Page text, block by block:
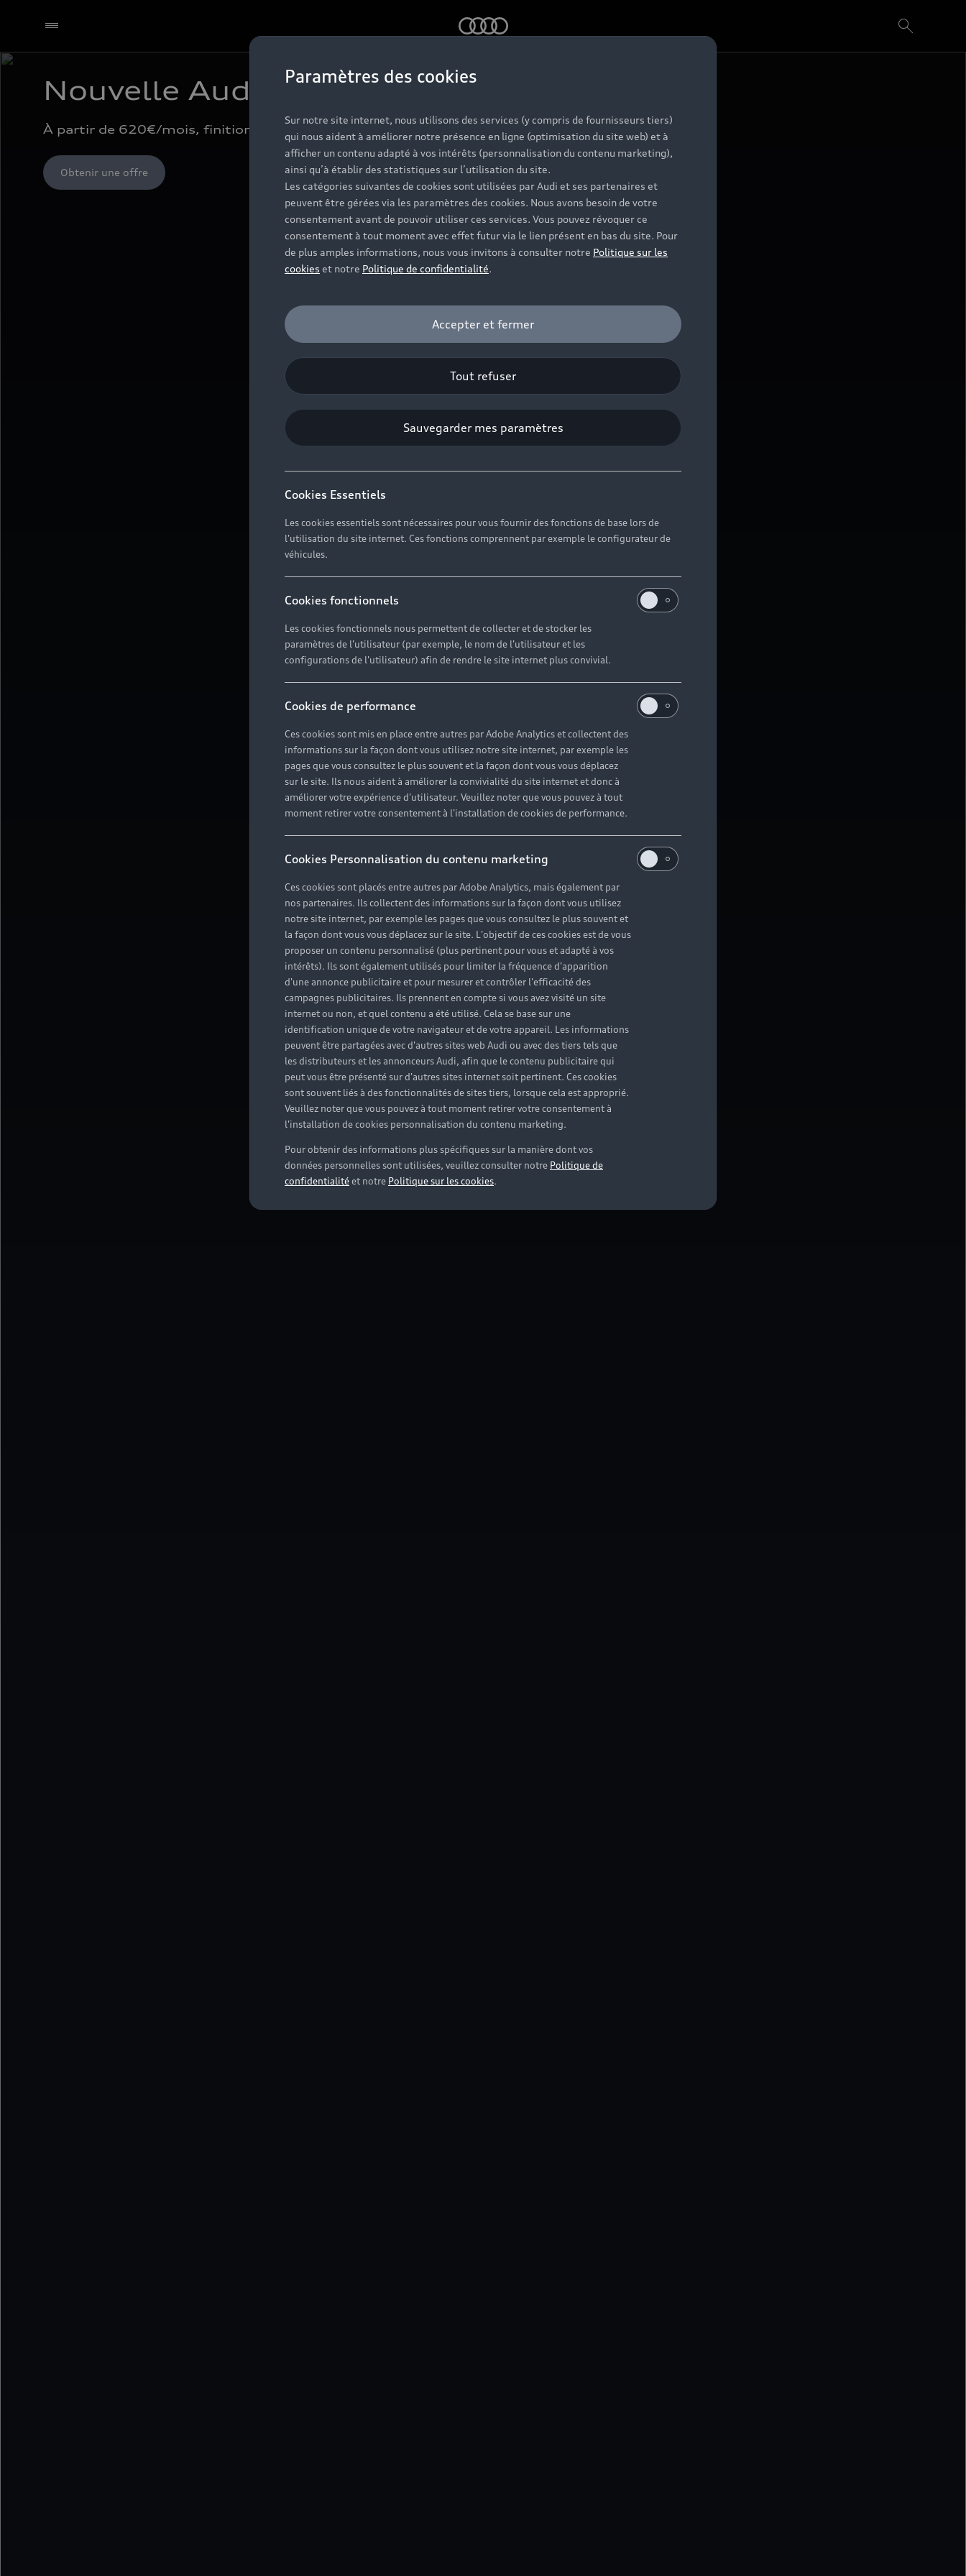
Paramètres des cookies
Sur notre site internet, nous utilisons des services (y compris de fournisseurs tiers)
qui nous aident à améliorer notre présence en ligne (optimisation du site web) et à
afficher un contenu adapté à vos intérêts (personnalisation du contenu marketing),
ainsi qu’à établir des statistiques sur l’utilisation du site.
Les catégories suivantes de cookies sont utilisées par Audi et ses partenaires et
peuvent être gérées via les paramètres des cookies. Nous avons besoin de votre
consentement avant de pouvoir utiliser ces services. Vous pouvez révoquer ce
consentement à tout moment avec effet futur via le lien présent en bas du site. Pour
de plus amples informations, nous vous invitons à consulter notre Politique sur les
cookies et notre Politique de confidentialité.
Accepter et fermer
Tout refuser
Sauvegarder mes paramètres
Cookies Essentiels
Les cookies essentiels sont nécessaires pour vous fournir des fonctions de base lors de
l'utilisation du site internet. Ces fonctions comprennent par exemple le configurateur de
véhicules.
Cookies fonctionnels
Les cookies fonctionnels nous permettent de collecter et de stocker les
paramètres de l'utilisateur (par exemple, le nom de l'utilisateur et les
configurations de l'utilisateur) afin de rendre le site internet plus convivial.
Cookies de performance
Ces cookies sont mis en place entre autres par Adobe Analytics et collectent des
informations sur la façon dont vous utilisez notre site internet, par exemple les
pages que vous consultez le plus souvent et la façon dont vous vous déplacez
sur le site. Ils nous aident à améliorer la convivialité du site internet et donc à
améliorer votre expérience d'utilisateur. Veuillez noter que vous pouvez à tout
moment retirer votre consentement à l'installation de cookies de performance.
Cookies Personnalisation du contenu marketing
Ces cookies sont placés entre autres par Adobe Analytics, mais également par
nos partenaires. Ils collectent des informations sur la façon dont vous utilisez
notre site internet, par exemple les pages que vous consultez le plus souvent et
la façon dont vous vous déplacez sur le site. L'objectif de ces cookies est de vous
proposer un contenu personnalisé (plus pertinent pour vous et adapté à vos
intérêts). Ils sont également utilisés pour limiter la fréquence d'apparition
d'une annonce publicitaire et pour mesurer et contrôler l'efficacité des
campagnes publicitaires. Ils prennent en compte si vous avez visité un site
internet ou non, et quel contenu a été utilisé. Cela se base sur une
identification unique de votre navigateur et de votre appareil. Les informations
peuvent être partagées avec d'autres sites web Audi ou avec des tiers tels que
les distributeurs et les annonceurs Audi, afin que le contenu publicitaire qui
peut vous être présenté sur d'autres sites internet soit pertinent. Ces cookies
sont souvent liés à des fonctionnalités de sites tiers, lorsque cela est approprié.
Veuillez noter que vous pouvez à tout moment retirer votre consentement à
l'installation de cookies personnalisation du contenu marketing.
Pour obtenir des informations plus spécifiques sur la manière dont vos
données personnelles sont utilisées, veuillez consulter notre Politique de
confidentialitéet notre Politique sur les cookies.
Nouvelle Audi A5 Avant e-hybrid
À partir de 620€/mois, finition S line offerte⁽¹⁾
Obtenir une offre